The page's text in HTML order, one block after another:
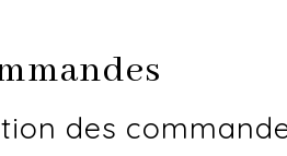
des